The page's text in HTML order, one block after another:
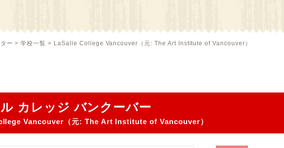
ー >学校一覧 > LaSalle College Vancouver（元: The Art Institute of Vancouver）
カレッジ バンクーバー
Vancouver（元: The Art Institute of Vancouver）